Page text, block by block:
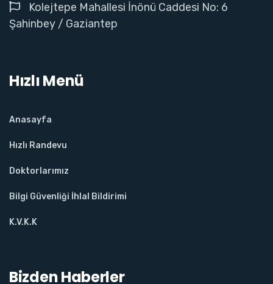
Kolejtepe Mahallesi İnönü Caddesi No: 6
Şahinbey / Gaziantep
Hızlı Menü
Anasayfa
Hızlı Randevu
Doktorlarımız
Bilgi Güvenliği İhlal Bildirimi
K.V.K.K
Bizden Haberler